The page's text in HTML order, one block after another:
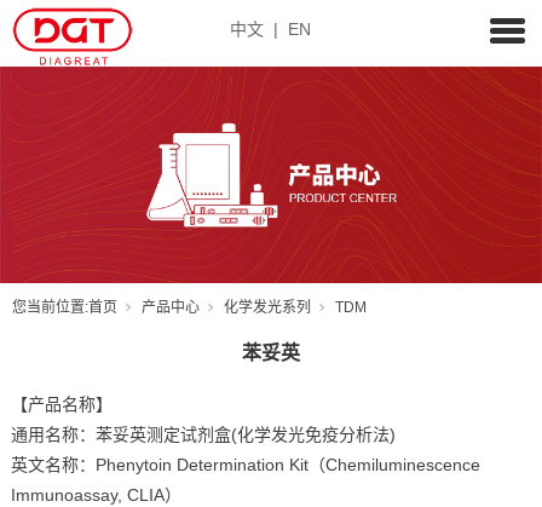
中文 | EN
您当前位置:首页 产品中心 化学发光系列 TDM
苯妥英
【产品名称】
通用名称：苯妥英测定试剂盒(化学发光免疫分析法)
英文名称：Phenytoin Determination Kit（Chemiluminescence
Immunoassay, CLIA）